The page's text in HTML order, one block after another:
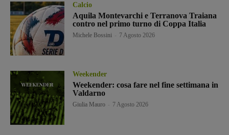
Calcio
Aquila Montevarchi e Terranova Traiana
contro nel primo turno di Coppa Italia
Michele Bossini 7 Agosto 2026
Weekender
Weekender: cosa fare nel fine settimana in
Valdarno
Giulia Mauro 7 Agosto 2026